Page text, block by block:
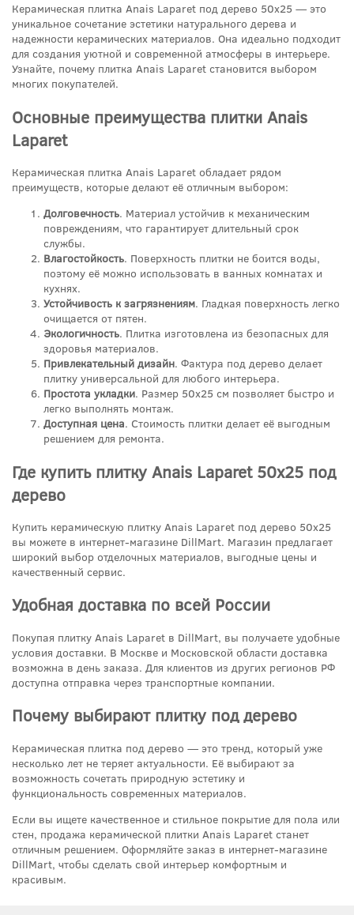
Керамическая плитка Anais Laparet под дерево 50x25 — это
уникальное сочетание эстетики натурального дерева и
надежности керамических материалов. Она идеально подходит
для создания уютной и современной атмосферы в интерьере.
Узнайте, почему плитка Anais Laparet становится выбором
многих покупателей.
Основные преимущества плитки Anais
Laparet
Керамическая плитка Anais Laparet обладает рядом
преимуществ, которые делают её отличным выбором:
Долговечность. Материал устойчив к механическим
повреждениям, что гарантирует длительный срок
службы.
Влагостойкость. Поверхность плитки не боится воды,
поэтому её можно использовать в ванных комнатах и
кухнях.
Устойчивость к загрязнениям. Гладкая поверхность легко
очищается от пятен.
Экологичность. Плитка изготовлена из безопасных для
здоровья материалов.
Привлекательный дизайн. Фактура под дерево делает
плитку универсальной для любого интерьера.
Простота укладки. Размер 50x25 см позволяет быстро и
легко выполнять монтаж.
Доступная цена. Стоимость плитки делает её выгодным
решением для ремонта.
Где купить плитку Anais Laparet 50x25 под
дерево
Купить керамическую плитку Anais Laparet под дерево 50x25
вы можете в интернет-магазине DillMart. Магазин предлагает
широкий выбор отделочных материалов, выгодные цены и
качественный сервис.
Удобная доставка по всей России
Покупая плитку Anais Laparet в DillMart, вы получаете удобные
условия доставки. В Москве и Московской области доставка
возможна в день заказа. Для клиентов из других регионов РФ
доступна отправка через транспортные компании.
Почему выбирают плитку под дерево
Керамическая плитка под дерево — это тренд, который уже
несколько лет не теряет актуальности. Её выбирают за
возможность сочетать природную эстетику и
функциональность современных материалов.
Если вы ищете качественное и стильное покрытие для пола или
стен, продажа керамической плитки Anais Laparet станет
отличным решением. Оформляйте заказ в интернет-магазине
DillMart, чтобы сделать свой интерьер комфортным и
красивым.